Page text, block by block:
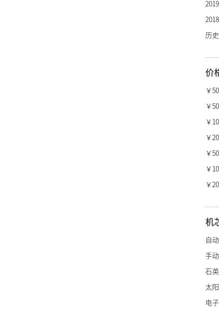
沛
真
柏
宝
梵
昆仑
萧邦
瑞宝
冠
迪奥
宝
博
绰美
古驰
历
价
￥
￥
￥
￥
￥
￥
￥
机
自
手
石
太
电